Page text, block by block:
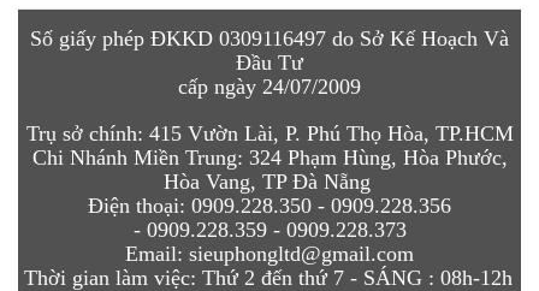
Số giấy phép ĐKKD 0309116497 do Sở Kế Hoạch Và
Đầu Tư
cấp ngày 24/07/2009
Trụ sở chính: 415 Vườn Lài, P. Phú Thọ Hòa, TP.HCM
Chi Nhánh Miền Trung: 324 Phạm Hùng, Hòa Phước,
Hòa Vang, TP Đà Nẵng
Điện thoại: 0909.228.350 - 0909.228.356
- 0909.228.359 - 0909.228.373
Email: sieuphongltd@gmail.com
Thời gian làm việc: Thứ 2 đến thứ 7 - SÁNG : 08h-12h